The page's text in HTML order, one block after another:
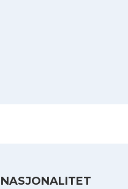
NASJONALITET